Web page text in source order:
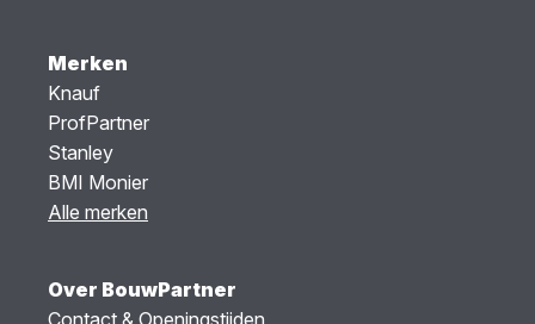
Merken
Knauf
ProfPartner
Stanley
BMI Monier
Alle merken
Over BouwPartner